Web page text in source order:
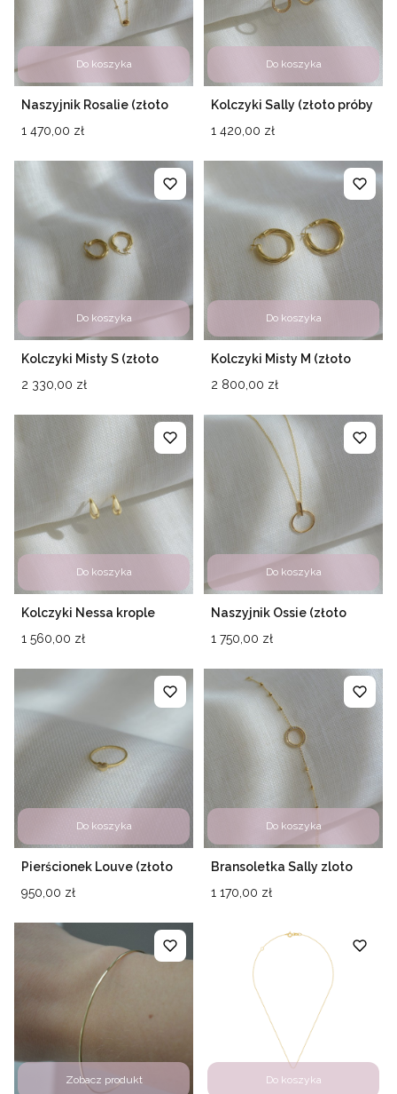
Do koszyka
Naszyjnik Rosalie (złoto
Cena
1 470,00 zł
Do koszyka
Kolczyki Sally (złoto próby
Cena
1 420,00 zł
Do koszyka
Kolczyki Misty S (złoto
Cena
2 330,00 zł
Do koszyka
Kolczyki Misty M (złoto
Cena
2 800,00 zł
Do koszyka
Kolczyki Nessa krople
Cena
1 560,00 zł
Do koszyka
Naszyjnik Ossie (złoto
Cena
1 750,00 zł
Do koszyka
Pierścionek Louve (złoto
Cena
950,00 zł
Do koszyka
Bransoletka Sally zloto
Cena
1 170,00 zł
Zobacz produkt Do koszyka